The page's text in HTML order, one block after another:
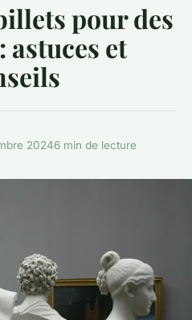
pour des
astuces et
20246 min de lecture